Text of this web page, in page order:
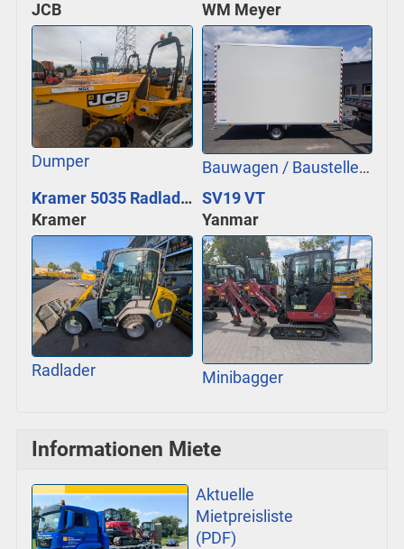
JCB
Dumper
WM Meyer
Bauwagen / Baustellenbedarf
Kramer 5035 Radlader
Kramer
Radlader
SV19 VT
Yanmar
Minibagger
Informationen Miete
Aktuelle
Mietpreisliste
(PDF)